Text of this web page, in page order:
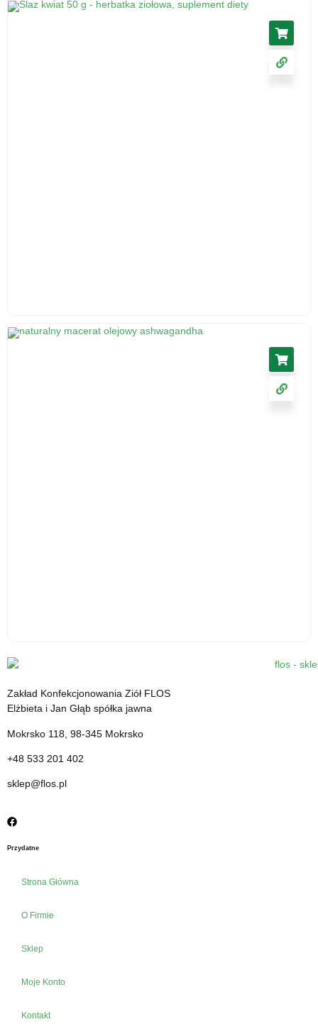
Korzeń lubczyka, 50 g - środek spożywczy
Ślaz kwiat 50 g - herbatka ziołowa, suplement
diety
15.55zł cena z VAT
Zakład Konfekcjonowania Ziół FLOS
Elżbieta i Jan Głąb spółka jawna
Mokrsko 118, 98-345 Mokrsko
+48 533 201 402
sklep@flos.pl
Przydatne
Strona Główna
O Firmie
Sklep
Moje Konto
Kontakt